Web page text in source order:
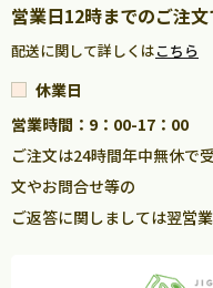
営業日12時までのご注文
配送に関して詳しくはこちら
休業日
営業時間：9：00-17：00
ご注文は24時間年中無休で
文やお問合せ等の
ご返答に関しましては翌営業